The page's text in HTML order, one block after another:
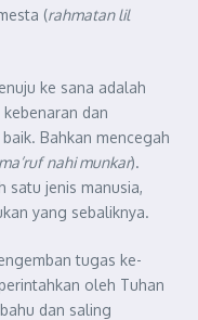
(rahmatan lil
ke sana adalah
dan
Bahkan mencegah
nahi munkar).
satu jenis manusia,
yang sebaliknya.
tugas ke-
oleh Tuhan
dan saling